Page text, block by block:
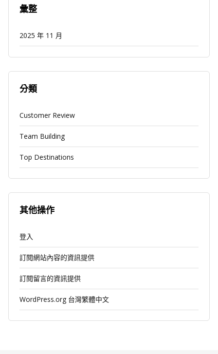
彙整
2025 年 11 月
分類
Customer Review
Team Building
Top Destinations
其他操作
登入
訂閱網站內容的資訊提供
訂閱留言的資訊提供
WordPress.org 台灣繁體中文